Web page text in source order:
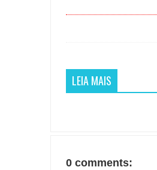
LEIA MAIS
0 comments: